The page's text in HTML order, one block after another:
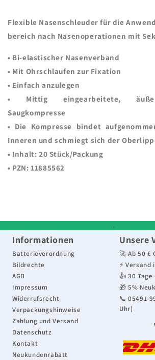
|
20
|
20
Flexible Nasenschleuder für die
bereich nach Nasenoperationen mit
• Bi-elastischer Nasenverband
• Mit Ohrschlaufen zur Fixation
• Einfach anzulegen
• Mittig eingearbeitete,
Saugkompresse
• Die Kompresse bindet
Inneren und schmiegt sich der
• Inhalt:20 Stück/Packung
• PZN: 11885562
,
Informationen
Batterieverordnung
Bildrechte
AGB
Impressum
Widerrufsrecht
Verpackungshinweise
Zahlung und Versand
Datenschutz
Kontakt
Neukundenrabatt
Unsere
🚀 Ab 50 €
⚡
👍 30
🎁 5%
📞 05491-
Uhr)